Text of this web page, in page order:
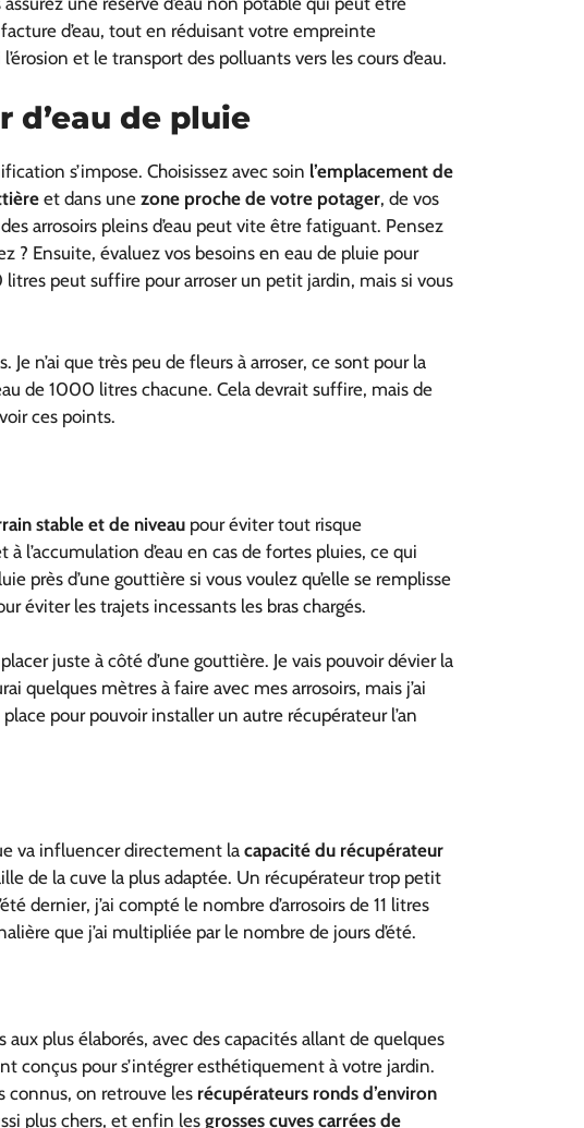
d’eau, tout en réduisant votre empreinte
et le transport des polluants vers les cours d’eau.
d’eau de pluie
s’impose. Choisissez avec soin l’emplacement de
et dans une zone proche de votre potager, de vos
arrosoirs pleins d’eau peut vite être fatiguant. Pensez
? Ensuite, évaluez vos besoins en eau de pluie pour
peut suffire pour arroser un petit jardin, mais si vous
n’ai que très peu de fleurs à arroser, ce sont pour la
de 1000 litres chacune. Cela devrait suffire, mais de
ces points.
stable et de niveau pour éviter tout risque
l’accumulation d’eau en cas de fortes pluies, ce qui
près d’une gouttière si vous voulez qu’elle se remplisse
éviter les trajets incessants les bras chargés.
juste à côté d’une gouttière. Je vais pouvoir dévier la
quelques mètres à faire avec mes arrosoirs, mais j’ai
pour pouvoir installer un autre récupérateur l’an
va influencer directement la capacité du récupérateur
de la cuve la plus adaptée. Un récupérateur trop petit
dernier, j’ai compté le nombre d’arrosoirs de 11 litres
que j’ai multipliée par le nombre de jours d’été.
aux plus élaborés, avec des capacités allant de quelques
conçus pour s’intégrer esthétiquement à votre jardin.
connus, on retrouve les récupérateurs ronds d’environ
plus chers, et enfin les grosses cuves carrées de